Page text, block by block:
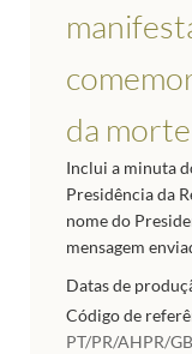
da
Inclui a minuta
Presidência da
nome do
mensagem
Datas de
Código de
PT/PR/AHPR/